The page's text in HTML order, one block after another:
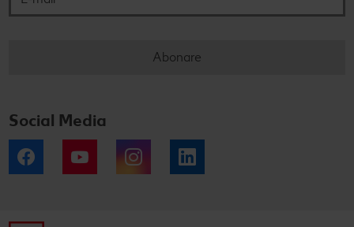
Abonare
Social Media
Facebook YouTube Instagram